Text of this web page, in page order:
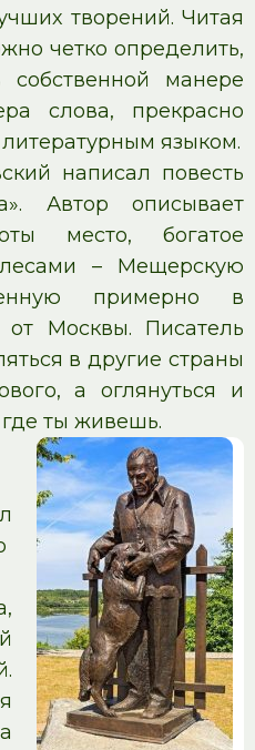
творений. Читая
четко определить,
манере
слова, прекрасно
языком.
написал повесть
Автор описывает
место, богатое
– Мещерскую
примерно в
от Москвы. Писатель
в другие страны
а оглянуться и
ты живешь.